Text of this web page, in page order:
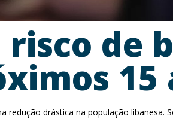
de
15
drástica na população libanesa.